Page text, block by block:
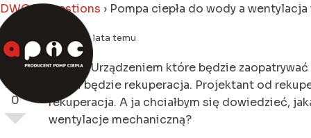
DWQA Questions › Pompa ciepła do wody a
0
zapytał 4 lata temu
Witam. Urządzeniem które będzie
domu będzie rekuperacja. Projektant od
rekuperacja. A ja chciałbym się dowiedzieć,
wentylacje mechaniczną?